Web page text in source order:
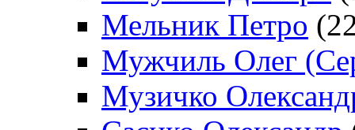
Мельник Петро
Мужчиль Олег
Музичко